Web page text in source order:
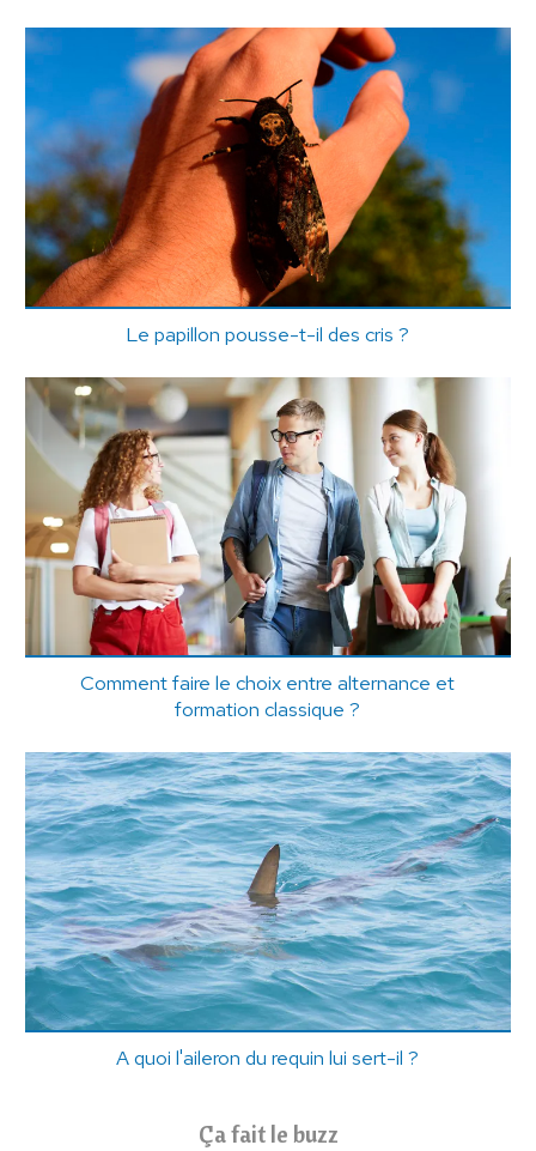
Le papillon pousse-t-il des cris ?
Comment faire le choix entre alternance et
formation classique ?
A quoi l'aileron du requin lui sert-il ?
Ça fait le buzz